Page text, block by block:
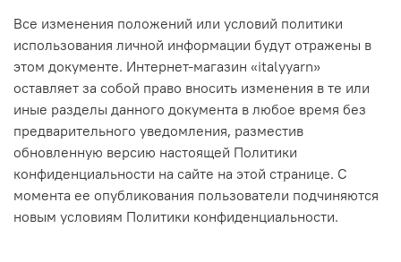
Все изменения положений или условий политики
использования личной информации будут отражены в
этом документе. Интернет-магазин «italyyarn»
оставляет за собой право вносить изменения в те или
иные разделы данного документа в любое время без
предварительного уведомления, разместив
обновленную версию настоящей Политики
конфиденциальности на сайте на этой странице. С
момента ее опубликования пользователи подчиняются
новым условиям Политики конфиденциальности.